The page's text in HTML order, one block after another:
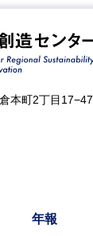
本町2丁目17−47
年報